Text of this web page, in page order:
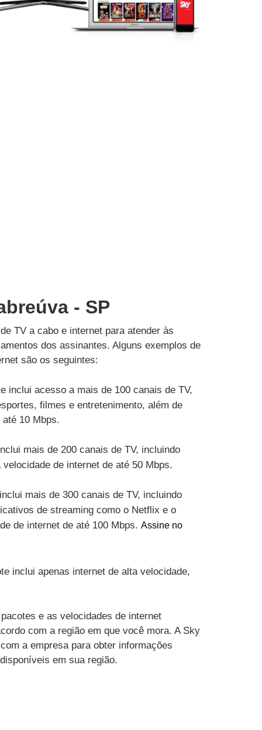
- SP
TV a cabo e internet para atender às
dos assinantes. Alguns exemplos de
são os seguintes:
inclui acesso a mais de 100 canais de TV,
filmes e entretenimento, além de
10 Mbps.
mais de 200 canais de TV, incluindo
de internet de até 50 Mbps.
mais de 300 canais de TV, incluindo
de streaming como o Netflix e o
de internet de até 100 Mbps. Assine no
inclui apenas internet de alta velocidade,
e as velocidades de internet
com a região em que você mora. A Sky
a empresa para obter informações
em sua região.